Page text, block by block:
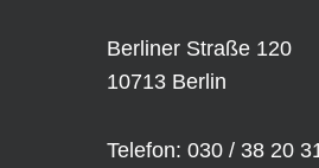
Berliner Straße 120
10713 Berlin
Telefon: 030 / 38 20